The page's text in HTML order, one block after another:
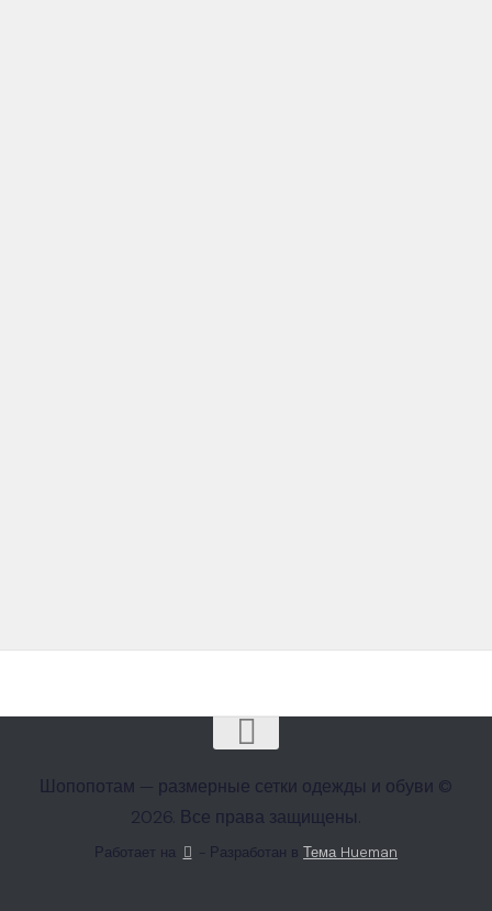
Шопопотам — размерные сетки одежды и обуви ©
2026. Все права защищены.
Работает на - Разработан вТема Hueman